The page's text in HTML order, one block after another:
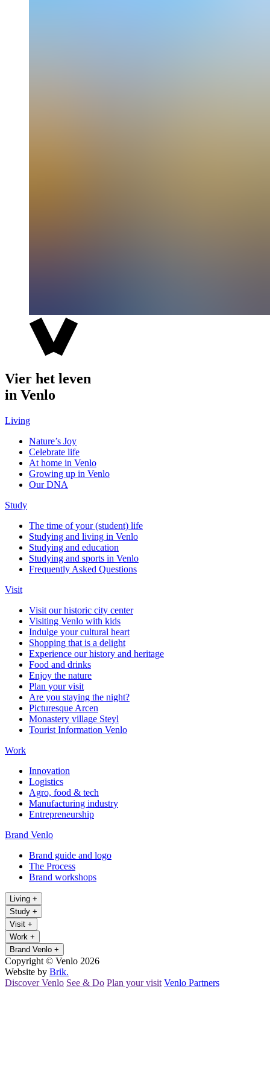
Vier het leven
in Venlo
Living
Nature’s Joy
Celebrate life
At home in Venlo
Growing up in Venlo
Our DNA
Study
The time of your (student) life
Studying and living in Venlo
Studying and education
Studying and sports in Venlo
Frequently Asked Questions
Visit
Visit our historic city center
Visiting Venlo with kids
Indulge your cultural heart
Shopping that is a delight
Experience our history and heritage
Food and drinks
Enjoy the nature
Plan your visit
Are you staying the night?
Picturesque Arcen
Monastery village Steyl
Tourist Information Venlo
Work
Innovation
Logistics
Agro, food & tech
Manufacturing industry
Entrepreneurship
Brand Venlo
Brand guide and logo
The Process
Brand workshops
Living +
Study +
Visit +
Work +
Brand Venlo +
Copyright © Venlo 2026
Website by Brik.
Discover Venlo See & Do Plan your visit Venlo Partners